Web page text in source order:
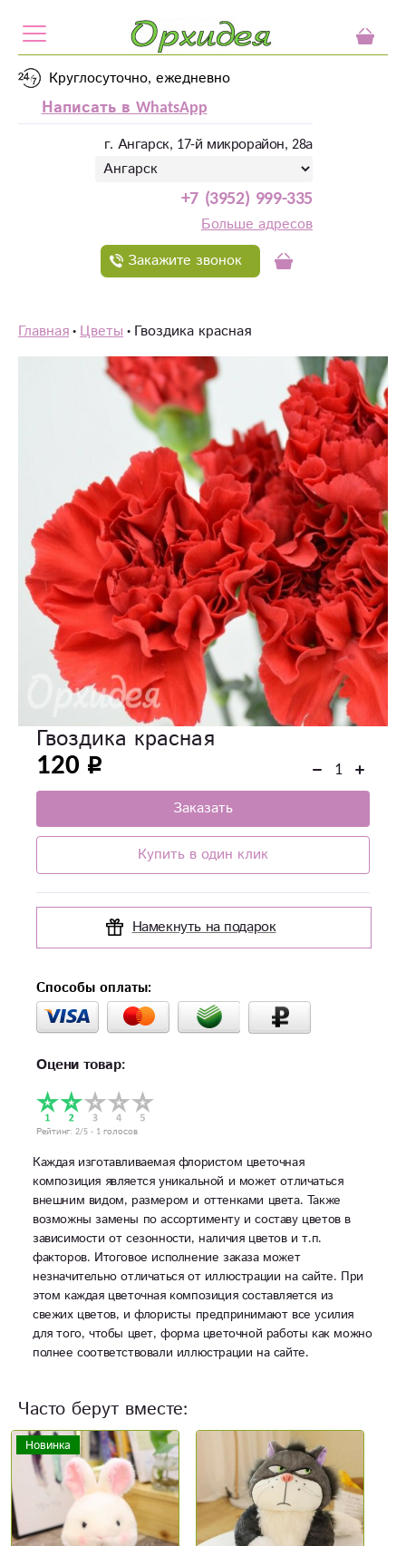
Круглосуточно, ежедневно
Написать в WhatsApp
г. Ангарск, 17-й микрорайон, 28а
+7 (3952) 999-335
Больше адресов
Закажите звонок
Главная Цветы Гвоздика красная
Гвоздика красная
120
Заказать
Купить в один клик
Намекнуть на подарок
Способы оплаты:
Оцени товар:
Рейтинг: 2/5 - 1 голосов
Каждая изготавливаемая флористом цветочная
композиция является уникальной и может отличаться
внешним видом, размером и оттенками цвета. Также
возможны замены по ассортименту и составу цветов в
зависимости от сезонности, наличия цветов и т.п.
факторов. Итоговое исполнение заказа может
незначительно отличаться от иллюстрации на сайте. При
этом каждая цветочная композиция составляется из
свежих цветов, и флористы предпринимают все усилия
для того, чтобы цвет, форма цветочной работы как можно
полнее соответствовали иллюстрации на сайте.
Часто берут вместе: